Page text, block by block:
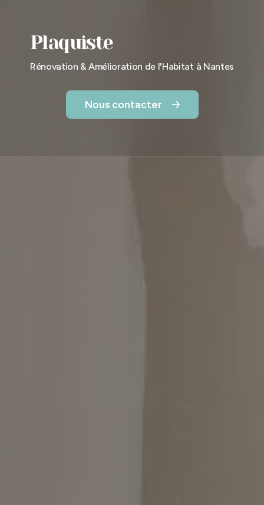
Plaquiste
Rénovation & Amélioration de l'Habitat à Nantes
Nous contacter